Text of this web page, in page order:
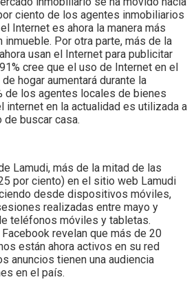
ciento de los agentes inmobiliarios
Internet es ahora la manera más
inmueble. Por otra parte, más de la
usan el Internet para publicitar
cree que el uso de Internet en el
hogar aumentará durante la
de los agentes locales de bienes
internet en la actualidad es utilizada a
buscar casa.
Lamudi, más de la mitad de las
por ciento) en el sitio web Lamudi
desde dispositivos móviles,
realizadas entre mayo y
teléfonos móviles y tabletas.
revelan que más de 20
están ahora activos en su red
anuncios tienen una audiencia
en el país.